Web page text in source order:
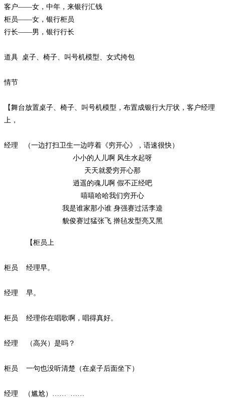
客户——女，中年，来银行汇钱
柜员——女，银行柜员
行长——男，银行行长
道具 桌子、椅子、叫号机模型、女式挎包
情节
【舞台放置桌子、椅子、叫号机模型，布置成银行大厅状，客户经理
上，
经理
（一边打扫卫生一边哼着《穷开心》，语速很快）
小小的人儿啊 风生水起呀
天天就爱穷开心那
逍遥的魂儿啊 假不正经吧
嘻嘻哈哈我们穷开心
我是谁家那小谁 身强赛过活李逵
貌俊赛过猛张飞 擀毡发型亮又黑
【柜员上
柜员 经理早。
经理 早。
柜员 经理你在唱歌啊，唱得真好。
经理 （高兴）是吗？
柜员 一句也没听清楚（在桌子后面坐下）
经理 （尴尬）